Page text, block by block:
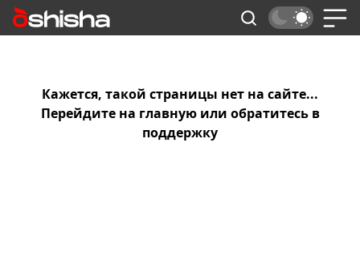
Кажется, такой страницы нет на сайте...
Перейдите на главнуюили обратитесь в
поддержку